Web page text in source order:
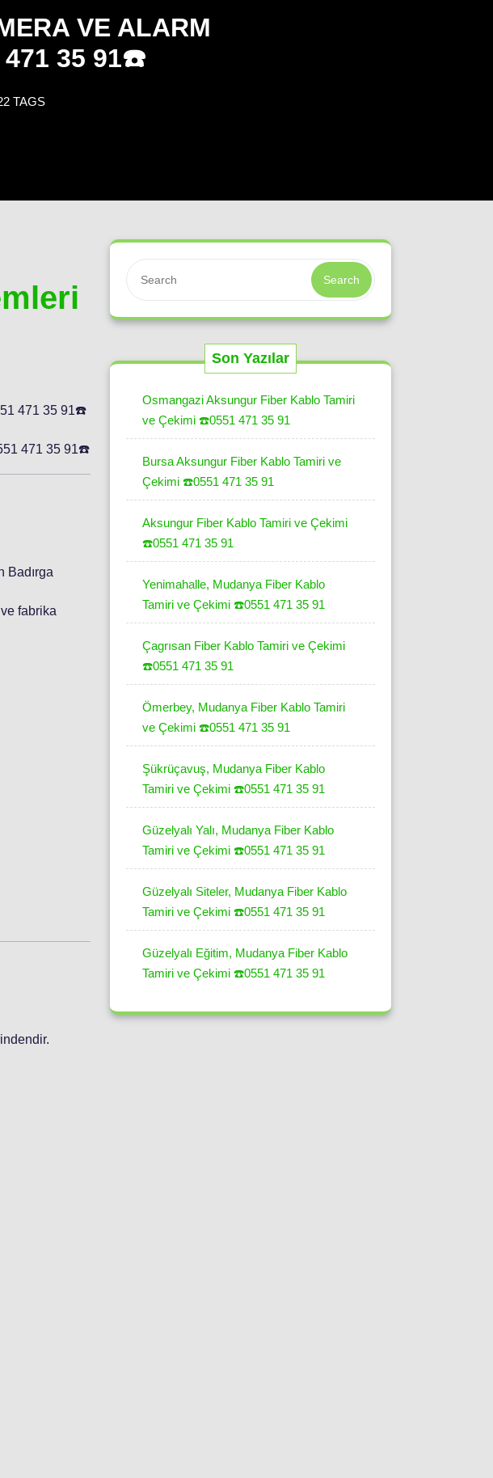
VE ALARM
471 35 91☎️
TAGS
471 35 91☎️
471 35 91☎️
Badırga
fabrika
Search
Son Yazılar
Osmangazi Aksungur Fiber Kablo Tamiri
ve Çekimi ☎️0551 471 35 91
Bursa Aksungur Fiber Kablo Tamiri ve
Çekimi ☎️0551 471 35 91
Aksungur Fiber Kablo Tamiri ve Çekimi
☎️0551 471 35 91
Yenimahalle, Mudanya Fiber Kablo
Tamiri ve Çekimi ☎️0551 471 35 91
Çagrısan Fiber Kablo Tamiri ve Çekimi
☎️0551 471 35 91
Ömerbey, Mudanya Fiber Kablo Tamiri
ve Çekimi ☎️0551 471 35 91
Şükrüçavuş, Mudanya Fiber Kablo
Tamiri ve Çekimi ☎️0551 471 35 91
Güzelyalı Yalı, Mudanya Fiber Kablo
Tamiri ve Çekimi ☎️0551 471 35 91
Güzelyalı Siteler, Mudanya Fiber Kablo
Tamiri ve Çekimi ☎️0551 471 35 91
Güzelyalı Eğitim, Mudanya Fiber Kablo
Tamiri ve Çekimi ☎️0551 471 35 91